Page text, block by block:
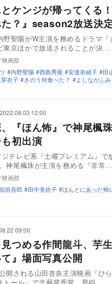
とケンジが帰ってく
？』season2放送決
野聖陽がW主演を務めるドラマ
東京ほかで放送されることが決…
映画部
内野聖陽 西島秀俊 安達奈緒子 田
衣子 きのう何食べた？ よしながふみ
2022.08.03 12:00
『ほん怖』で神尾
初出演
テレビ系『土曜プレミアム』
神尾楓珠が主演を務める『非常…
映画部
垣吾郎 田中美佐子 ほんとにあった怖
09:00
つめる作間龍斗、芋
て』場面写真公開
開される山田杏奈主演映画『